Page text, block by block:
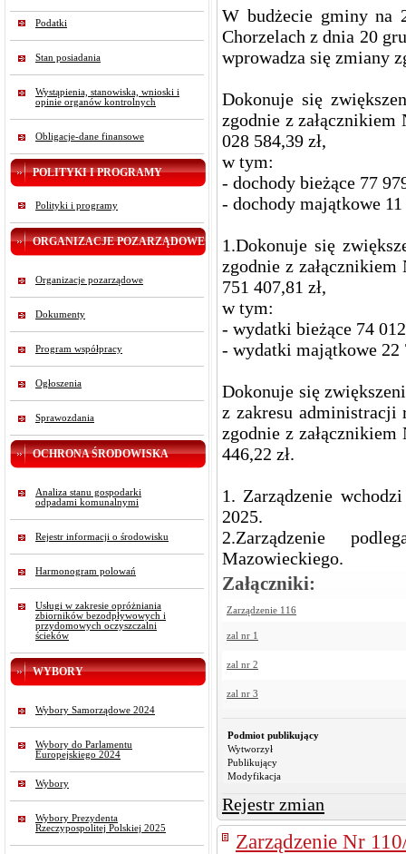
Podatki
Stan posiadania
Wystąpienia, stanowiska, wnioski i
opinie organów kontrolnych
Obligacje-dane finansowe
POLITYKI I PROGRAMY
Polityki i programy
ORGANIZACJE POZARZĄDOWE
Organizacje pozarządowe
Dokumenty
Program współpracy
Ogłoszenia
Sprawozdania
OCHRONA ŚRODOWISKA
Analiza stanu gospodarki
odpadami komunalnymi
Rejestr informacji o środowisku
Harmonogram polowań
Usługi w zakresie opróżniania
zbiorników bezodpływowych i
przydomowych oczyszczalni
ścieków
WYBORY
Wybory Samorządowe 2024
Wybory do Parlamentu
Europejskiego 2024
Wybory
Wybory Prezydenta
Rzeczypospolitej Polskiej 2025
W budżecie gminy na
Chorzelach z dnia 20
wprowadza się zmiany
Dokonuje się
zgodnie z
028 584,39 zł,
w tym:
- dochody bieżące 77
- dochody majątkowe 11
1.Dokonuje się
zgodnie z
751 407,81 zł,
w tym:
- wydatki bieżące 74
- wydatki majątkowe 22
Dokonuje się
z zakresu administracji
zgodnie z
446,22 zł.
1. Zarządzenie
2025.
2.Zarządzenie
Mazowieckiego.
Załączniki:
Zarządzenie 116
zal nr 1
zal nr 2
zal nr 3
Podmiot publikujący
Wytworzył
Publikujący
Modyfikacja
Rejestr zmian
Zarządzenie Nr